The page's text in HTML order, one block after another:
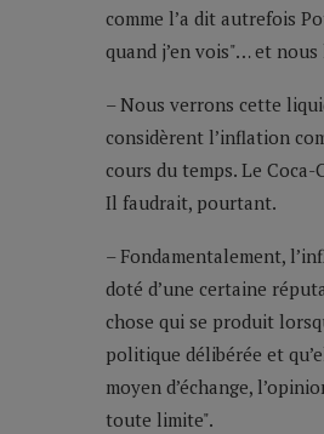
comme l’a dit autrefois
quand j’en vois"… et
– Nous verrons cette
considèrent l’inflation
cours du temps. Le Coca-
Il faudrait, pourtant.
– Fondamentalement,
doté d’une certaine
chose qui se produit
politique délibérée et
moyen d’échange,
toute limite".